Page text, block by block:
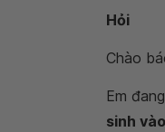
Hỏi
Chào
Em
sinh